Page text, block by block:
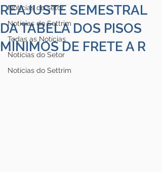
Notícias do setor
Notícias do Settrim
Todas as Notícias
Notícias do Setor
Notícias do Settrim
REAJUSTE SEMESTRAL
DA TABELA DOS PISOS
MÍNIMOS DE FRETE A R